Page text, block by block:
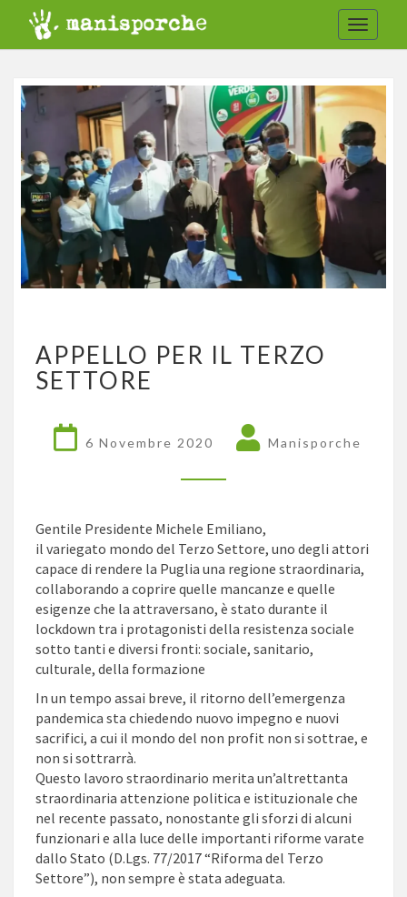
Toggle
APPELLO PER IL TERZO
SETTORE
6 Novembre 2020 Manisporche
Gentile Presidente Michele Emiliano,
il variegato mondo del Terzo Settore, uno degli attori
capace di rendere la Puglia una regione straordinaria,
collaborando a coprire quelle mancanze e quelle
esigenze che la attraversano, è stato durante il
lockdown tra i protagonisti della resistenza sociale
sotto tanti e diversi fronti: sociale, sanitario,
culturale, della formazione
In un tempo assai breve, il ritorno dell’emergenza
pandemica sta chiedendo nuovo impegno e nuovi
sacrifici, a cui il mondo del non profit non si sottrae, e
non si sottrarrà.
Questo lavoro straordinario merita un’altrettanta
straordinaria attenzione politica e istituzionale che
nel recente passato, nonostante gli sforzi di alcuni
funzionari e alla luce delle importanti riforme varate
dallo Stato (D.Lgs. 77/2017 “Riforma del Terzo
Settore”), non sempre è stata adeguata.